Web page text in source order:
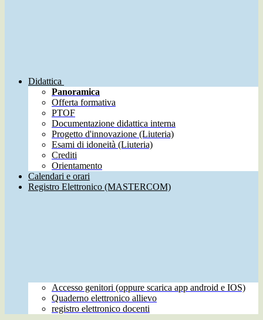
Didattica
Panoramica
Offerta formativa
PTOF
Documentazione didattica interna
Progetto d'innovazione (Liuteria)
Esami di idoneità (Liuteria)
Crediti
Orientamento
Calendari e orari
Registro Elettronico (MASTERCOM)
Accesso genitori (oppure scarica app android e IOS)
Quaderno elettronico allievo
registro elettronico docenti